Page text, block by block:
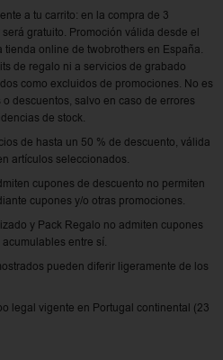
a tu carrito: en la compra de 3
gratuito. Promoción válida desde el
online de twobrothers en España.
de regalo ni a servicios de grabado
como excluidos de promociones. No es
descuentos, salvo en caso de errores
de stock.
de hasta un 50 % de descuento, válida
artículos seleccionados.
cupones de descuento no permiten
cupones y/o otras promociones.
y Pack Regalo no admiten cupones
entre sí.
pueden diferir ligeramente de los
legal vigente en Portugal continental (23